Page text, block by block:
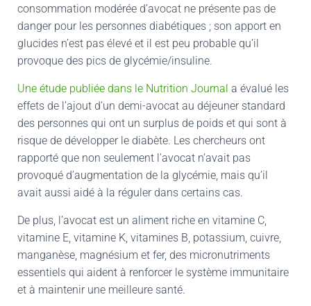
consommation modérée d’avocat ne présente pas de
danger pour les personnes diabétiques ; son apport en
glucides n’est pas élevé et il est peu probable qu’il
provoque des pics de glycémie/insuline.
Une étude publiée dans le Nutrition Journal a évalué les
effets de l’ajout d’un demi-avocat au déjeuner standard
des personnes qui ont un surplus de poids et qui sont à
risque de développer le diabète. Les chercheurs ont
rapporté que non seulement l’avocat n’avait pas
provoqué d’augmentation de la glycémie, mais qu’il
avait aussi aidé à la réguler dans certains cas.
De plus, l’avocat est un aliment riche en vitamine C,
vitamine E, vitamine K, vitamines B, potassium, cuivre,
manganèse, magnésium et fer, des micronutriments
essentiels qui aident à renforcer le système immunitaire
et à maintenir une meilleure santé.